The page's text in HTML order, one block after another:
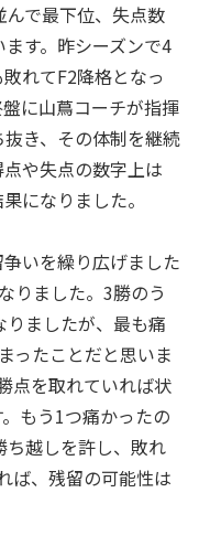
で最下位、失点数
す。昨シーズンで4
れてF2降格となっ
に山蔦コーチが指揮
き、その体制を継続
や失点の数字上は
になりました。
いを繰り広げました
りました。3勝のう
ましたが、最も痛
ったことだと思いま
点を取れていれば状
もう1つ痛かったの
越しを許し、敗れ
ば、残留の可能性は